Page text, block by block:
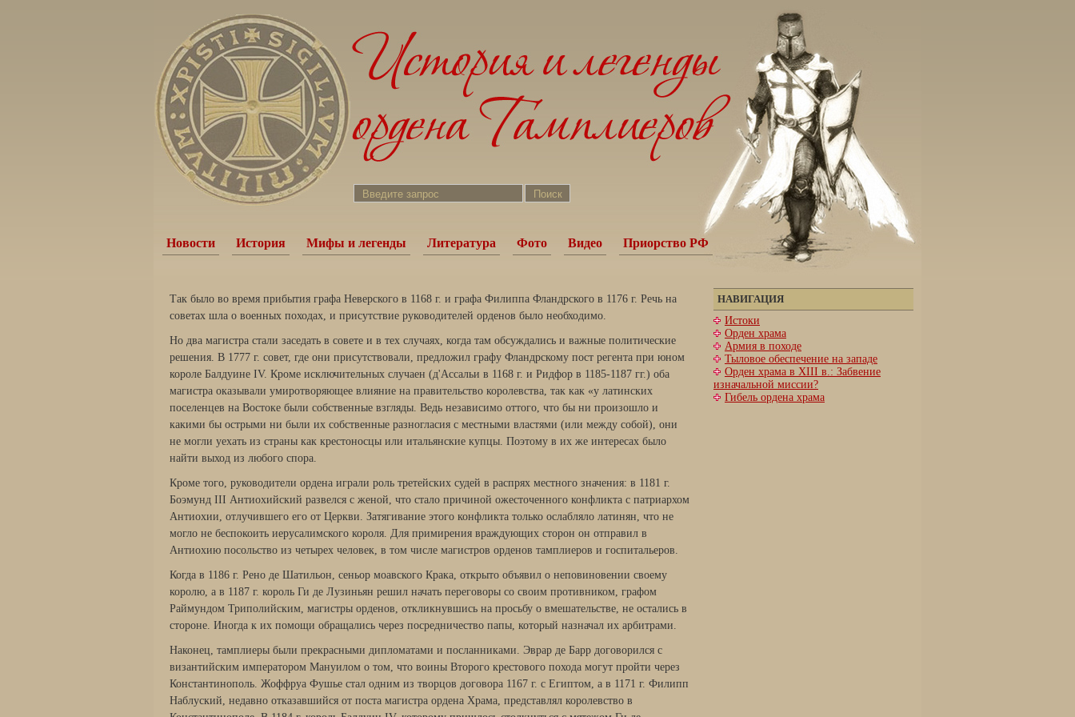
Новости История Мифы и легенды Литература Фото Видео Приорство РФ
Так было во время прибытия графа Неверского в 1168 г. и графа Фи­липпа Фландрского в 1176 г. Речь на
советах шла о военных похо­дах, и присутствие руководителей орденов было необходимо.
Но два магистра стали заседать в совете и в тех случаях, когда там обсуждались и важные политические
решения. В 1777 г. совет, где они присутствовали, предложил графу Фландрскому пост регента при юном
короле Балдуине IV. Кроме исключительных случаен (д'Ассальи в 1168 г. и Ридфор в 1185-1187 гг.) оба
магистра оказы­вали умиротворяющее влияние на правительство королевства, так как «у латинских
поселенцев на Востоке были собственные взгляды. Ведь независимо оттого, что бы ни произошло и
какими бы острыми ни были их собственные разногласия с местными властями (или ме­жду собой), они
не могли уехать из страны как крестоносцы или итальянские купцы. Поэтому в их же интересах было
найти выход из любого спора.
Кроме того, руководители ордена играли роль третейских судей в распрях местного значения: в 1181 г.
Боэмунд III Антиохийский развелся с женой, что стало причиной ожесточенного конфликта с патриархом
Антиохии, отлучившего его от Церкви. Затягивание этого конфликта только ослабляло латинян, что не
могло не беспо­коить иерусалимского короля. Для примирения враждующих сто­рон он отправил в
Антиохию посольство из четырех человек, в том числе магистров орденов тамплиеров и госпитальеров.
Когда в 1186 г. Рено де Шатильон, сеньор моавского Крака, от­крыто объявил о неповиновении своему
королю, а в 1187 г. король Ги де Лузиньян решил начать переговоры со своим противником, графом
Раймундом Триполийским, магистры орденов, откликнув­шись на просьбу о вмешательстве, не остались в
стороне. Иногда к их помощи обращались через посредничество папы, который на­значал их арбитрами.
Наконец, тамплиеры были прекрасными дипломатами и послан­никами. Эврар де Барр договорился с
византийским императором Мануилом о том, что воины Второго крестового похода могут прой­ти через
Константинополь. Жоффруа Фушье стал одним из творцов договора 1167 г. с Египтом, а в 1171 г. Филипп
Наблуский, недавно отказавшийся от поста магистра ордена Храма, представлял коро­левство в
НАВИГАЦИЯ
Истоки
Орден храма
Армия в походе
Тыловое обеспечение на западе
Орден храма в XIII в.: Забвение
изначальной миссии?
Гибель ордена храма